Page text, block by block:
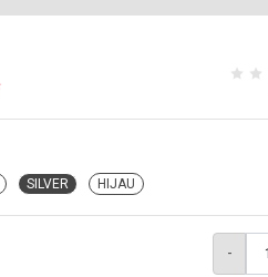
SILVER HIJAU
-